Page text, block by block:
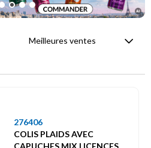
Meilleures ventes
276406
COLIS PLAIDS AVEC
CAPUCHES MIX LICENCES